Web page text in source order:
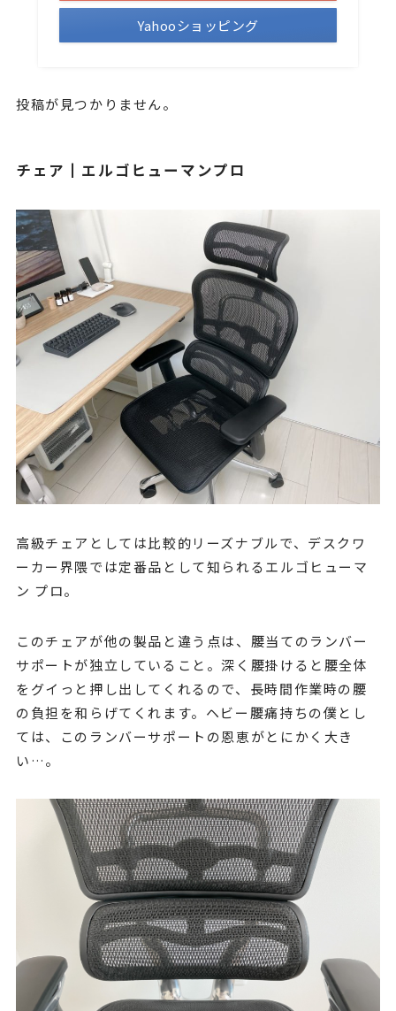
Yahooショッピング
投稿が見つかりません。
チェア┃エルゴヒューマンプロ
高級チェアとしては比較的リーズナブルで、デスクワ
ーカー界隈では定番品として知られるエルゴヒューマ
ン プロ。
このチェアが他の製品と違う点は、腰当てのランバー
サポートが独立していること。深く腰掛けると腰全体
をグイっと押し出してくれるので、長時間作業時の腰
の負担を和らげてくれます。ヘビー腰痛持ちの僕とし
ては、このランバーサポートの恩恵がとにかく大き
い…。